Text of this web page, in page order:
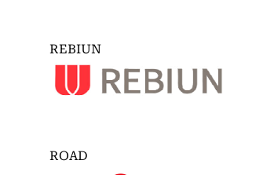
REBIUN
ROAD